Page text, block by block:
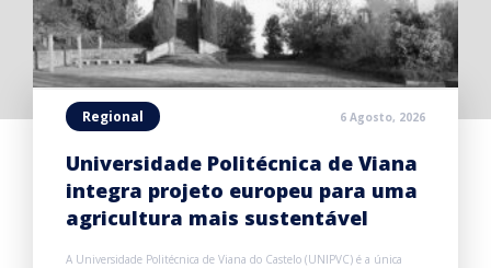
Regional 6 Agosto, 2026
Universidade Politécnica de Viana
integra projeto europeu para uma
agricultura mais sustentável
A Universidade Politécnica de Viana do Castelo (UNIPVC) é a única